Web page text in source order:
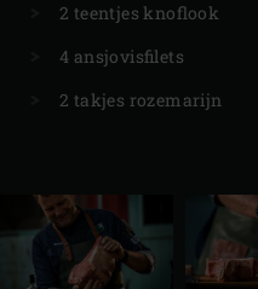
2 teentjes knoflook
4 ansjovisfilets
2 takjes rozemarijn